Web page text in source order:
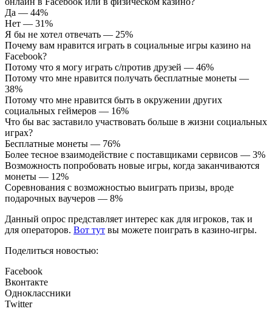
Да — 44%
Нет — 31%
Я бы не хотел отвечать — 25%
Почему вам нравится играть в социальные игры казино на
Facebook?
Потому что я могу играть с/против друзей — 46%
Потому что мне нравится получать бесплатные монеты —
38%
Потому что мне нравится быть в окружении других
социальных геймеров — 16%
Что бы вас заставило участвовать больше в жизни социальных
играх?
Бесплатные монеты — 76%
Более тесное взаимодействие с поставщиками сервисов — 3%
Возможность попробовать новые игры, когда заканчиваются
монеты — 12%
Соревнования с возможностью выиграть призы, вроде
подарочных ваучеров — 8%
Данный опрос представляет интерес как для игроков, так и
для операторов. Вот тут вы можете поиграть в казино-игры.
Поделиться новостью:
Facebook
Вконтакте
Одноклассники
Twitter